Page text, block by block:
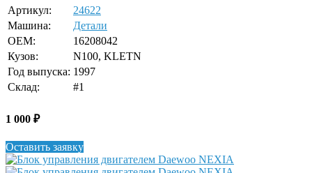
Артикул:
24622
Машина:
Детали
OEM:
16208042
Кузов:
N100, KLETN
Год выпуска: 1997
Склад:
#1
1 000 ₽
Оставить заявку